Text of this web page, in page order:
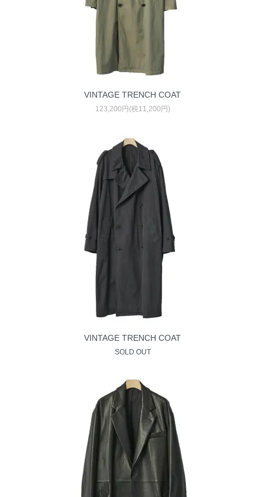
VINTAGE TRENCH COAT
123,200円(税11,200円)
VINTAGE TRENCH COAT
SOLD OUT